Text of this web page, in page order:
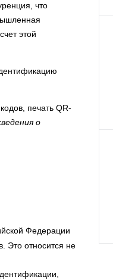
что
этой
печать QR-
о
Федерации
Это относится не